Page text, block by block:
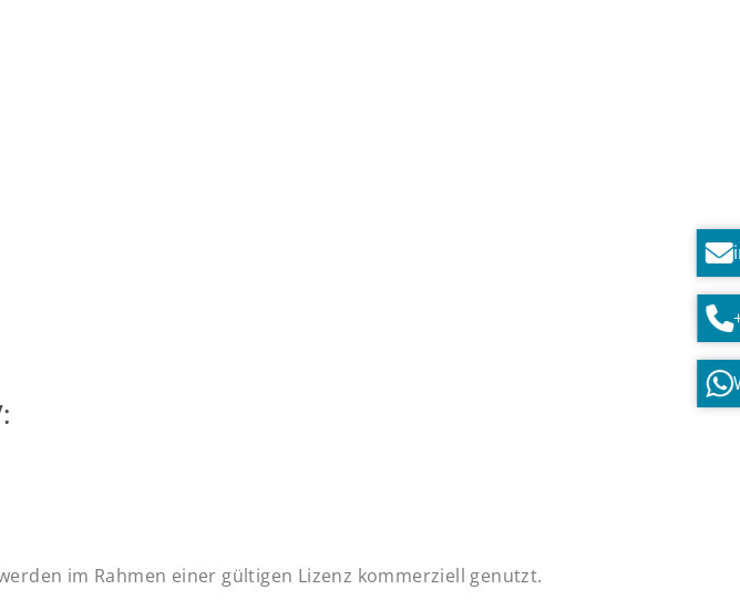
im Rahmen einer gültigen Lizenz kommerziell genutzt.